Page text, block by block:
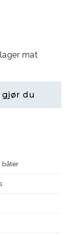
mat
gjør du
båter